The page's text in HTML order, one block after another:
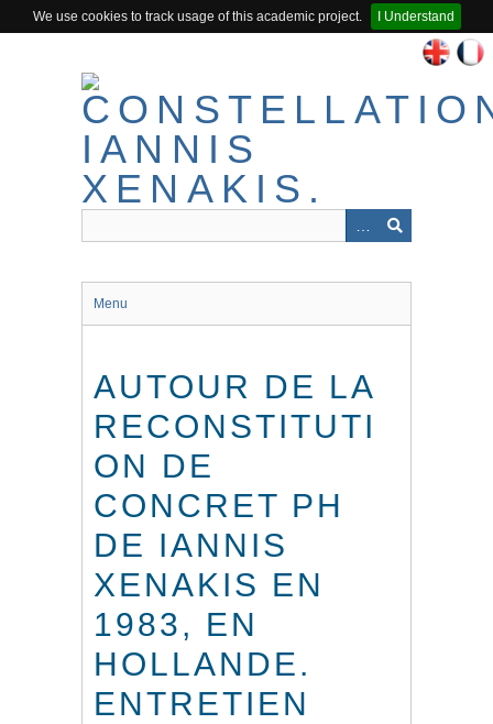
We use cookies to track usage of this academic project.
I Understand
Menu
AUTOUR DE LA
RECONSTITUTI
ON DE
CONCRET PH
DE IANNIS
XENAKIS EN
1983, EN
HOLLANDE.
ENTRETIEN